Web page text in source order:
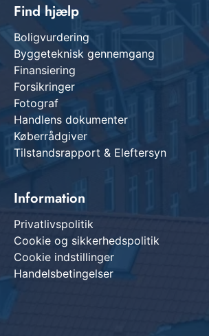
Find hjælp
Boligvurdering
Byggeteknisk gennemgang
Finansiering
Forsikringer
Fotograf
Handlens dokumenter
Køberrådgiver
Tilstandsrapport & Eleftersyn
Information
Privatlivspolitik
Cookie og sikkerhedspolitik
Cookie indstillinger
Handelsbetingelser